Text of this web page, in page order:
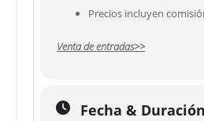
Precios incluyen
Venta de entradas>>
Fecha & Duración